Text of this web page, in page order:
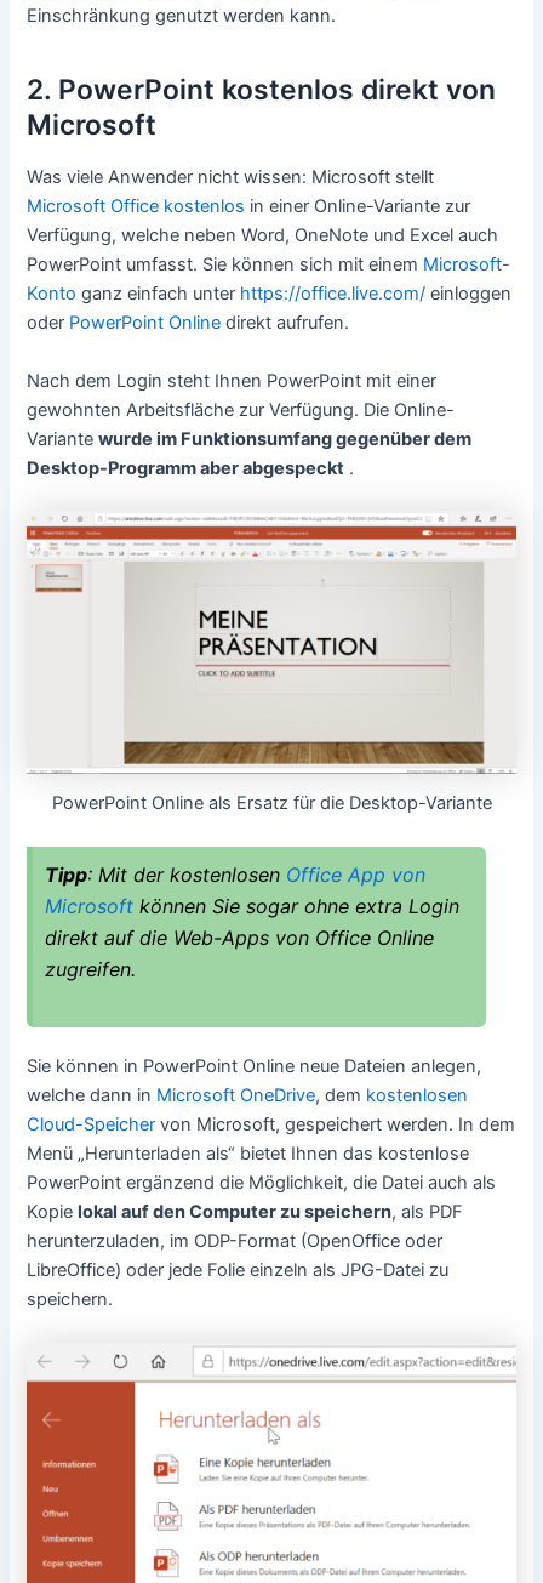
Einschränkung genutzt werden kann.
2. PowerPoint kostenlos direkt von
Microsoft
Was viele Anwender nicht wissen: Microsoft stellt
Microsoft Office kostenlos in einer Online-Variante zur
Verfügung, welche neben Word, OneNote und Excel auch
PowerPoint umfasst. Sie können sich mit einem Microsoft-
Konto ganz einfach unter https://office.live.com/ einloggen
oder PowerPoint Online direkt aufrufen.
Nach dem Login steht Ihnen PowerPoint mit einer
gewohnten Arbeitsfläche zur Verfügung. Die Online-
Variantewurde im Funktionsumfang gegenüber dem
Desktop-Programm aber abgespeckt .
PowerPoint Online als Ersatz für die Desktop-Variante
Tipp: Mit der kostenlosen Office App von
Microsoft können Sie sogar ohne extra Login
direkt auf die Web-Apps von Office Online
zugreifen.
Sie können in PowerPoint Online neue Dateien anlegen,
welche dann in Microsoft OneDrive, dem kostenlosen
Cloud-Speicher von Microsoft, gespeichert werden. In dem
Menü „Herunterladen als“ bietet Ihnen das kostenlose
PowerPoint ergänzend die Möglichkeit, die Datei auch als
Kopie lokal auf den Computer zu speichern, als PDF
herunterzuladen, im ODP-Format (OpenOffice oder
LibreOffice) oder jede Folie einzeln als JPG-Datei zu
speichern.